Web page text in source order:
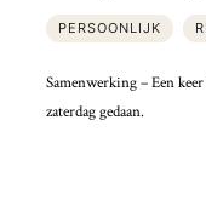
PERSOONLIJK
Samenwerking – Een
zaterdag gedaan.